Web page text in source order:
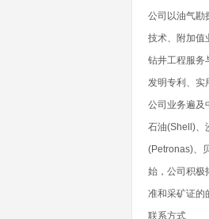
公司以油气勘
技术、附加值
钻井工程服务
发明专利、实
公司业务遍及
石油(Shell)、
(Petronas)、
始，公司积极
准和采矿证的
联系方式